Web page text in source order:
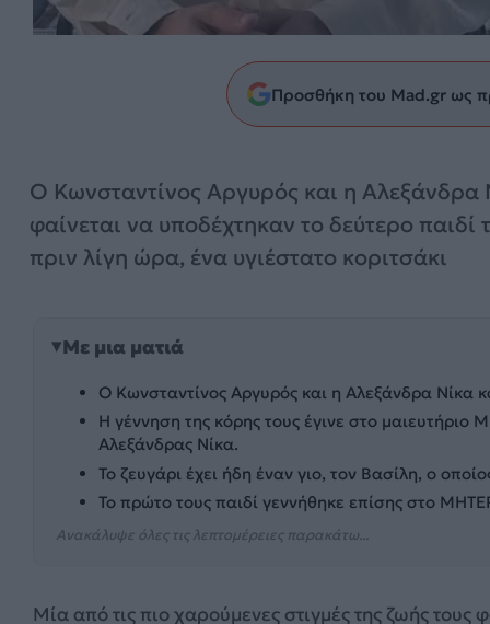
Προσθήκη του Mad.gr ως
Ο Κωνσταντίνος Αργυρός και η Αλεξάνδρα
φαίνεται να υποδέχτηκαν το δεύτερο παιδί
πριν λίγη ώρα, ένα υγιέστατο κοριτσάκι
Με μια ματιά
Ο Κωνσταντίνος Αργυρός και η Αλεξάνδρα Νίκα
Η γέννηση της κόρης τους έγινε στο μαιευτήριο
Αλεξάνδρας Νίκα.
Το ζευγάρι έχει ήδη έναν γιο, τον Βασίλη, ο
Το πρώτο τους παιδί γεννήθηκε επίσης στο
Ανακάλυψε όλες τις λεπτομέρειες παρακάτω...
Μία από τις πιο χαρούμενες στιγμές της ζωής τους